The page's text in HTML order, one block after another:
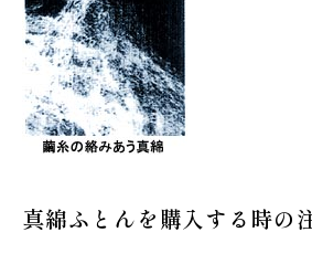
真綿ふとんを購入する時の